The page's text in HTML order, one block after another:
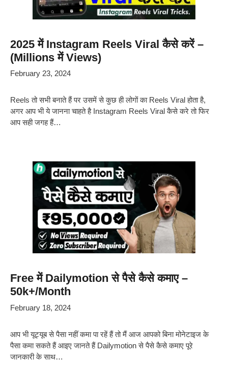
2025 में Instagram Reels Viral कैसे करें –
(Millions में Views)
February 23, 2024
Reels तो सभी बनाते हैं पर उसमें से कुछ ही लोगों का Reels Viral होता है,
अगर आप भी ये जानना चाहते है Instagram Reels Viral कैसे करे तो फिर
आप सही जगह हैं…
Free में Dailymotion से पैसे कैसे कमाए –
50k+/Month
February 18, 2024
आप भी यूट्यूब से पैसा नहीं कमा पा रहें हैं तो मैं आज आपको बिना मोनेटाइज के
पैसा कमा सकते हैं आइए जानते हैं Dailymotion से पैसे कैसे कमाए पूरे
जानकारी के साथ…